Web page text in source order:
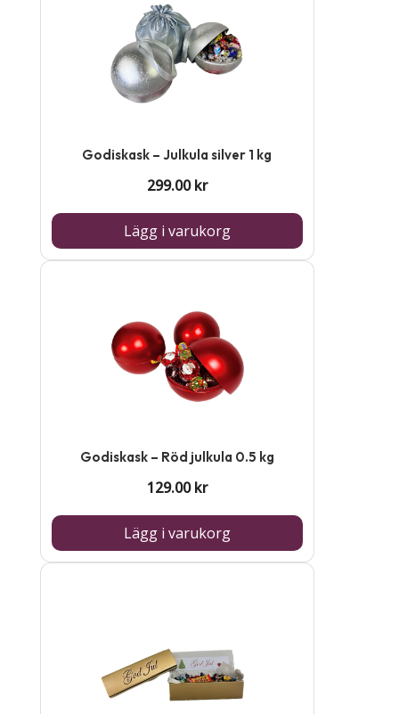
Godiskask – Julkula silver 1 kg
299.00kr
Lägg i varukorg
Godiskask – Röd julkula 0.5 kg
129.00kr
Lägg i varukorg